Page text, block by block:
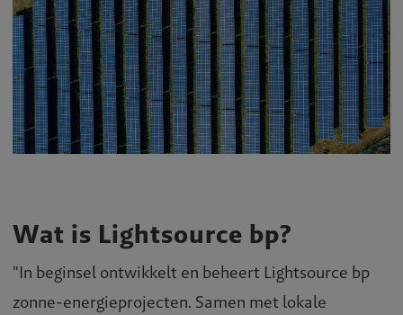
Wat is Lightsource bp?
"In beginsel ontwikkelt en beheert Lightsource bp
zonne-energieprojecten. Samen met lokale